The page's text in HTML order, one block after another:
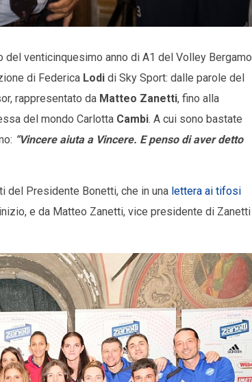
venticinquesimo anno di A1 del Volley Bergamo
di Federica Lodi di Sky Sport: dalle parole del
rappresentato da Matteo Zanetti, fino alla
del mondo Carlotta Cambi. A cui sono bastate
“Vincere aiuta a Vincere. E penso di aver detto
del Presidente Bonetti, che in una lettera ai tifosi
e da Matteo Zanetti, vice presidente di Zanetti